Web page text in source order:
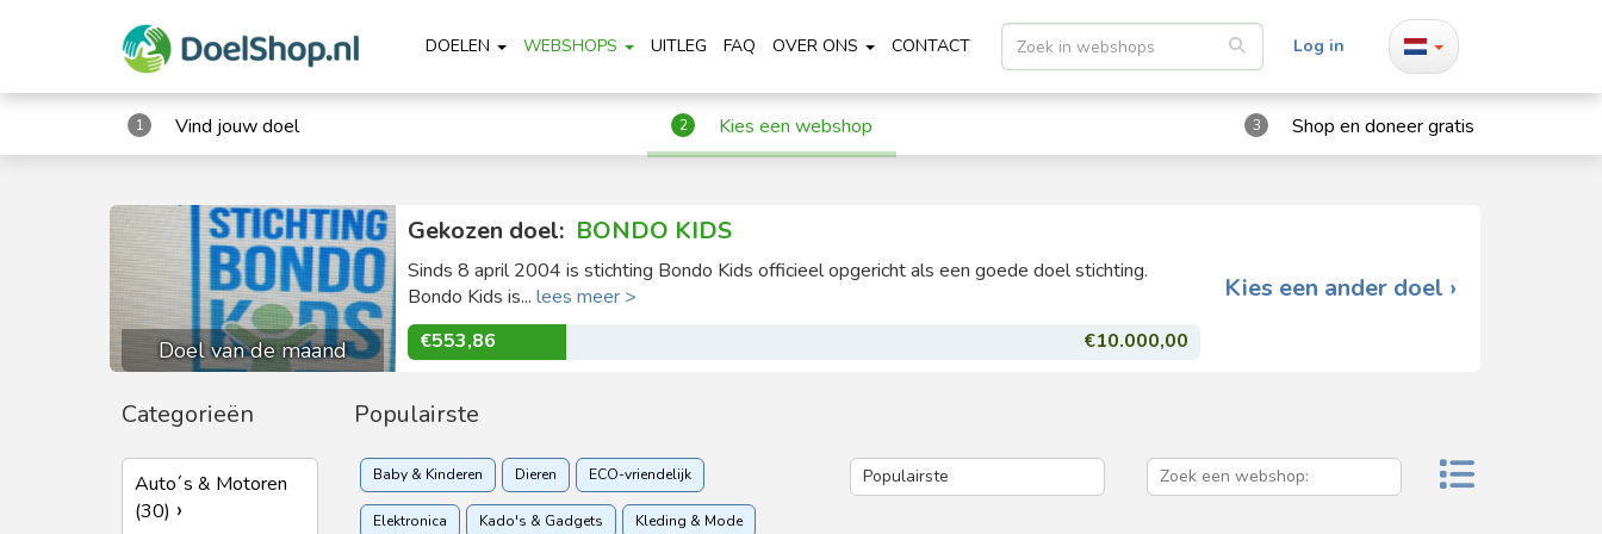
DOELEN WEBSHOPS UITLEG FAQ OVER ONS CONTACT Log in
1 Vind jouw doel 2 Kies een webshop 3 Shop en doneer gratis
Doel van de maand
Gekozen doel: BONDO KIDS
Sinds 8 april 2004 is stichting Bondo Kids officieel opgericht als een goede doel stichting.
Bondo Kids is... lees meer >
€553,86
€10.000,00
Kies een ander doel ›
Categorieën
Auto´s & Motoren
(30)
Populairste
Baby & Kinderen Dieren ECO-vriendelijk
Elektronica Kado's & Gadgets Kleding & Mode